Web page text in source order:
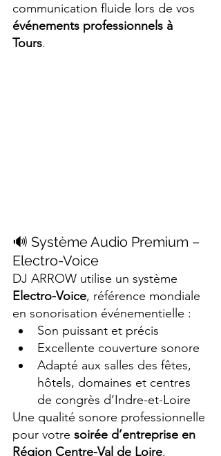
communication fluide lors de vos
événements professionnels à
Tours.
🔊 Système Audio Premium –
Electro-Voice
DJ ARROW utilise un système
Electro-Voice, référence mondiale
en sonorisation événementielle :
Son puissant et précis
Excellente couverture sonore
Adapté aux salles des fêtes,
hôtels, domaines et centres
de congrès d’Indre-et-Loire
Une qualité sonore professionnelle
pour votre soirée d’entreprise en
Région Centre-Val de Loire.